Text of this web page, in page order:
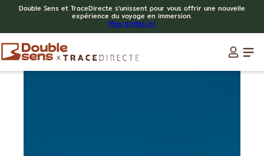
Double Sens et TraceDirecte s'unissent pour vous offrir une nouvelle
expérience du voyage en immersion.
Plus d'infos ici